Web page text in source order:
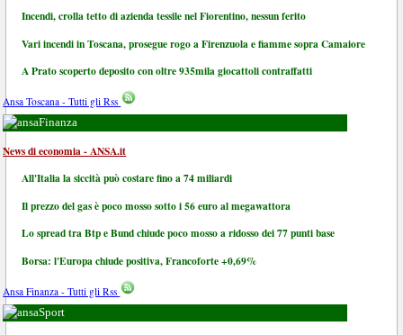
Incendi, crolla tetto di azienda tessile nel Fiorentino, nessun ferito
Vari incendi in Toscana, prosegue rogo a Firenzuola e fiamme sopra Camaiore
A Prato scoperto deposito con oltre 935mila giocattoli contraffatti
Ansa Toscana - Tutti gli Rss
Finanza
News di economia - ANSA.it
All'Italia la siccità può costare fino a 74 miliardi
Il prezzo del gas è poco mosso sotto i 56 euro al megawattora
Lo spread tra Btp e Bund chiude poco mosso a ridosso dei 77 punti base
Borsa: l'Europa chiude positiva, Francoforte +0,69%
Ansa Finanza - Tutti gli Rss
Sport